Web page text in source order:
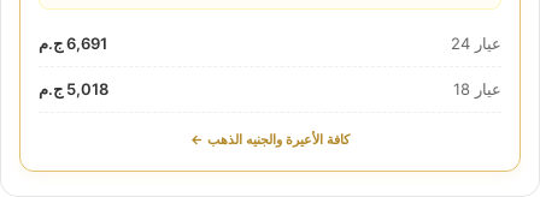
عيار 24 6,691 ج.م
عيار 18 5,018 ج.م
كافة الأعيرة والجنيه الذهب ←